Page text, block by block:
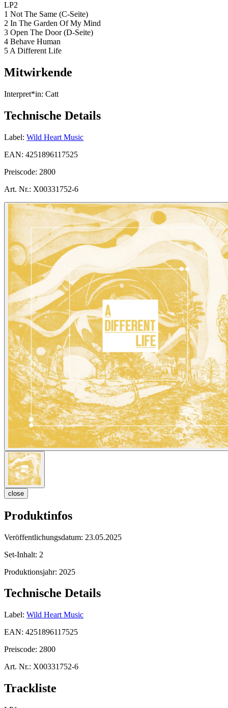
LP2
1 Not The Same (C-Seite)
2 In The Garden Of My Mind
3 Open The Door (D-Seite)
4 Behave Human
5 A Different Life
Mitwirkende
Interpret*in: Catt
Technische Details
Label: Wild Heart Music
EAN: 4251896117525
Preiscode: 2800
Art. Nr.: X00331752-6
close
Produktinfos
Veröffentlichungsdatum: 23.05.2025
Set-Inhalt: 2
Produktionsjahr: 2025
Technische Details
Label: Wild Heart Music
EAN: 4251896117525
Preiscode: 2800
Art. Nr.: X00331752-6
Trackliste